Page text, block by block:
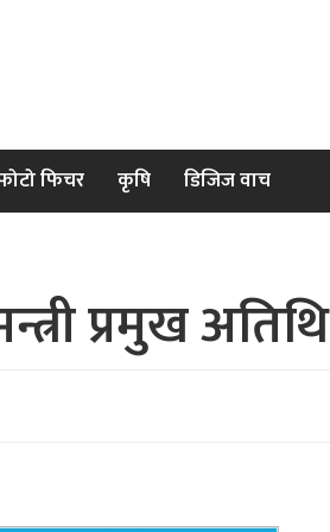
फिचर कृषि डिजिज वाच
प्रमुख अतिथि